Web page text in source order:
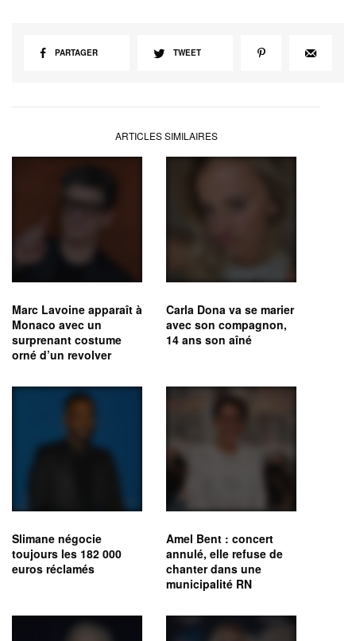
PARTAGER TWEET
ARTICLES SIMILAIRES
Marc Lavoine apparaît à
Monaco avec un
surprenant costume
orné d’un revolver
Carla Dona va se marier
avec son compagnon,
14 ans son aîné
Slimane négocie
toujours les 182 000
euros réclamés
Amel Bent : concert
annulé, elle refuse de
chanter dans une
municipalité RN